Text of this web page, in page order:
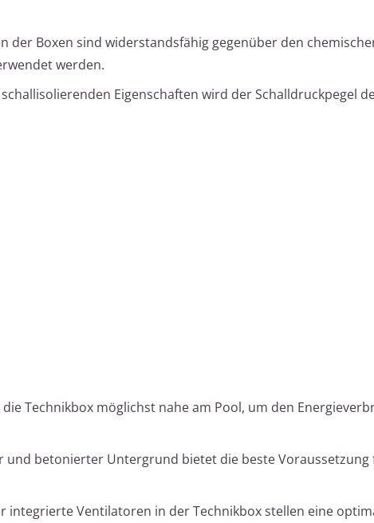
der Boxen sind widerstandsfähig gegenüber den
werden.
Eigenschaften wird der Schalldruckpegel
Technikbox möglichst nahe am Pool, um den
und betonierter Untergrund bietet die beste Voraussetzung
integrierte Ventilatoren in der Technikbox stellen eine